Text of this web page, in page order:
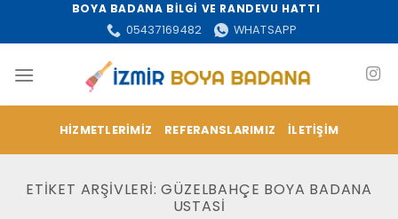
BOYA BADANA BİLGİ VE RANDEVU HATTI
05437169482
WHATSAPP
HIZMETLERIMIZ REFERANSLARIMIZ İLETIŞIM
ETIKET ARŞIVLERI:GÜZELBAHÇE BOYA BADANA
USTASI